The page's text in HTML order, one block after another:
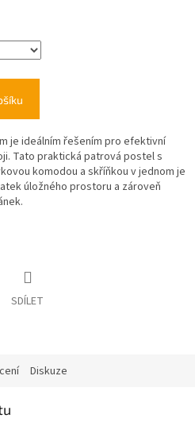
je ideálním řešením pro efektivní
Tato praktická patrová postel s
komodou a skříňkou v jednom je
úložného prostoru a zároveň
SDÍLET
Diskuze